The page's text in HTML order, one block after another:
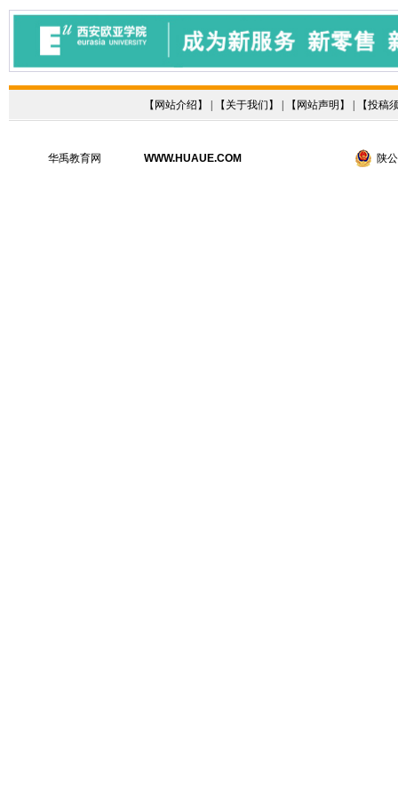
【 网站介绍 】 | 【 关于我们 】 | 【 网站声明 】 | 【投稿
华禹教育网 WWW.HUAUE.COM 陕